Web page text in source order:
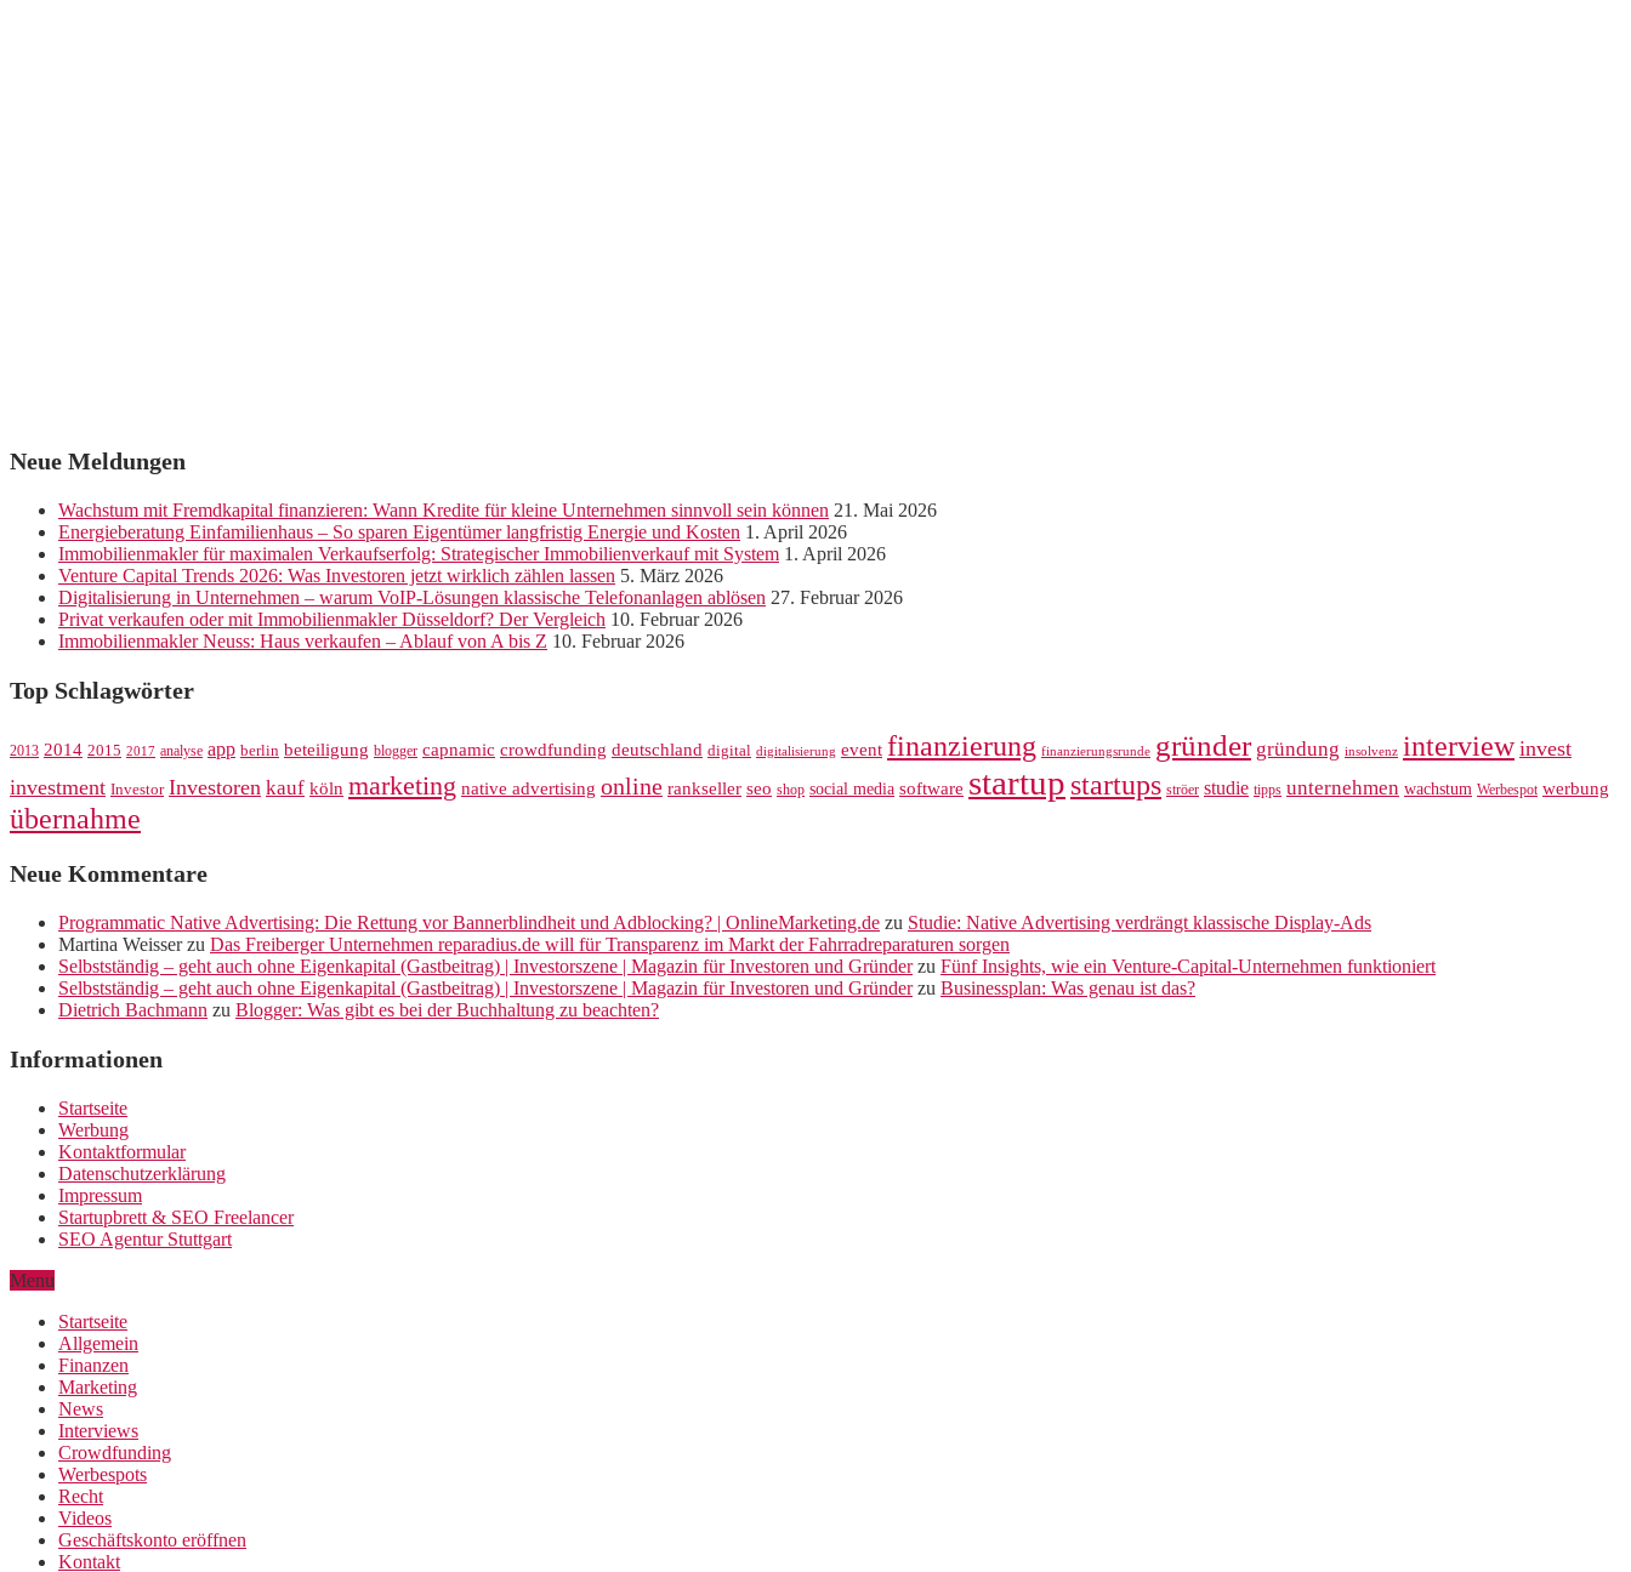
Neue Meldungen
Wachstum mit Fremdkapital finanzieren: Wann Kredite für kleine Unternehmen sinnvoll sein können 21. Mai 2026
Energieberatung Einfamilienhaus – So sparen Eigentümer langfristig Energie und Kosten 1. April 2026
Immobilienmakler für maximalen Verkaufserfolg: Strategischer Immobilienverkauf mit System 1. April 2026
Venture Capital Trends 2026: Was Investoren jetzt wirklich zählen lassen 5. März 2026
Digitalisierung in Unternehmen – warum VoIP-Lösungen klassische Telefonanlagen ablösen 27. Februar 2026
Privat verkaufen oder mit Immobilienmakler Düsseldorf? Der Vergleich 10. Februar 2026
Immobilienmakler Neuss: Haus verkaufen – Ablauf von A bis Z 10. Februar 2026
Top Schlagwörter
2013 2014 2015 2017 analyse app berlin beteiligung blogger capnamic crowdfunding deutschland digital digitalisierung event finanzierung finanzierungsrunde gründer gründung insolvenz interview invest
investment Investor Investoren kauf köln marketing native advertising online rankseller seo shop social media software startup startups ströer studie tipps unternehmen wachstum Werbespot werbung
übernahme
Neue Kommentare
Programmatic Native Advertising: Die Rettung vor Bannerblindheit und Adblocking? | OnlineMarketing.de zu Studie: Native Advertising verdrängt klassische Display-Ads
Martina Weisserzu Das Freiberger Unternehmen reparadius.de will für Transparenz im Markt der Fahrradreparaturen sorgen
Selbstständig – geht auch ohne Eigenkapital (Gastbeitrag) | Investorszene | Magazin für Investoren und Gründerzu Fünf Insights, wie ein Venture-Capital-Unternehmen funktioniert
Selbstständig – geht auch ohne Eigenkapital (Gastbeitrag) | Investorszene | Magazin für Investoren und Gründerzu Businessplan: Was genau ist das?
Dietrich Bachmann zu Blogger: Was gibt es bei der Buchhaltung zu beachten?
Informationen
Startseite
Werbung
Kontaktformular
Datenschutzerklärung
Impressum
Startupbrett & SEO Freelancer
SEO Agentur Stuttgart
Menu
Startseite
Allgemein
Finanzen
Marketing
News
Interviews
Crowdfunding
Werbespots
Recht
Videos
Geschäftskonto eröffnen
Kontakt